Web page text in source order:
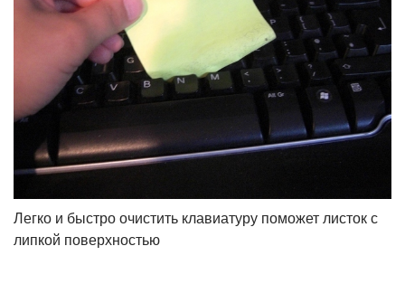
Легко и быстро очистить клавиатуру поможет листок с
липкой поверхностью